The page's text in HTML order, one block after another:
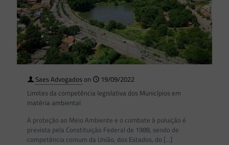
Saes Advogadoson
19/09/2022
Limites da competência legislativa dos Municípios em
matéria ambiental
A proteção ao Meio Ambiente e o combate à poluição é
prevista pela Constituição Federal de 1988, sendo de
competência comum da União, dos Estados, do […]